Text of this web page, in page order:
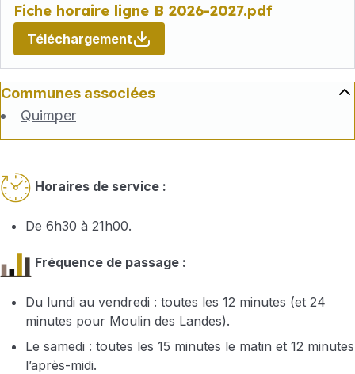
Fiche horaire ligne B 2026-2027.pdf
Téléchargement
Communes associées
Quimper
Horaires de service :
De 6h30 à 21h00.
Fréquence de passage :
Du lundi au vendredi : toutes les 12 minutes (et 24
minutes pour Moulin des Landes).
Le samedi : toutes les 15 minutes le matin et 12 minutes
l’après-midi.